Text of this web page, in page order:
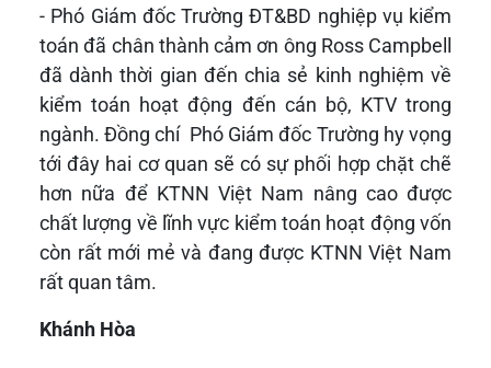
- Phó Giám đốc Trường ĐT&BD nghiệp vụ kiểm
toán đã chân thành cảm ơn ông Ross Campbell
đã dành thời gian đến chia sẻ kinh nghiệm về
kiểm toán hoạt động đến cán bộ, KTV trong
ngành. Đồng chí Phó Giám đốc Trường hy vọng
tới đây hai cơ quan sẽ có sự phối hợp chặt chẽ
hơn nữa để KTNN Việt Nam nâng cao được
chất lượng về lĩnh vực kiểm toán hoạt động vốn
còn rất mới mẻ và đang được KTNN Việt Nam
rất quan tâm.
Khánh Hòa